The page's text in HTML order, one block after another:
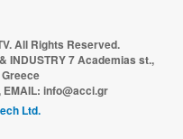
All Rights Reserved.
INDUSTRY 7 Academias st.,
EMAIL: info@acci.gr
Ltd.